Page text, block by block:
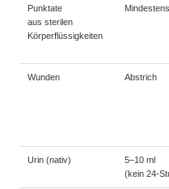
Punktate
aus sterilen
Körperflüssigkeiten
Wunden Abstrich
Urin (nativ)
5–10 ml
(kein 24-